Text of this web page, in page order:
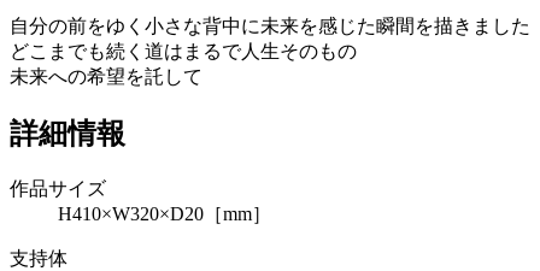
自分の前をゆく小さな背中に未来を感じた瞬間を描きました
どこまでも続く道はまるで人生そのもの
未来への希望を託して
詳細情報
作品サイズ
H410×W320×D20［mm］
支持体